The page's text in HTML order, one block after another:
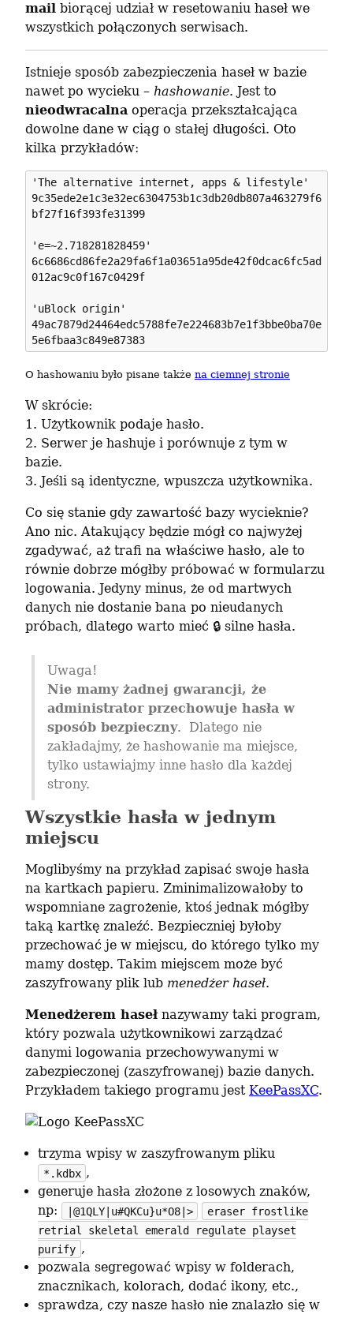
mail biorącej udział w resetowaniu haseł we
wszystkich połączonych serwisach.
Istnieje sposób zabezpieczenia haseł w bazie
nawet po wycieku – hashowanie
nieodwracalna operacja przekształcająca
dowolne dane w ciąg o stałej długości. Oto
kilka przykładów:
'The alternative internet, apps & lifestyle'
9c35ede2e1c3e32ec6304753b1c3db20db807a463279f6
bf27f16f393fe31399
'e=~2.718281828459'
6c6686cd86fe2a29fa6f1a03651a95de42f0dcac6fc5ad
012ac9c0f167c0429f
'uBlock origin'
49ac7879d24464edc5788fe7e224683b7e1f3bbe0ba70e
5e6fbaa3c849e87383
O hashowaniu było pisane także na ciemnej stronie
W skrócie:
1. Użytkownik podaje hasło.
2. Serwer je hashuje i porównuje z tym w
bazie.
3. Jeśli są identyczne, wpuszcza użytkownika.
Co się stanie gdy zawartość bazy wycieknie?
Ano nic. Atakujący będzie mógł co najwyżej
zgadywać, aż trafi na właściwe hasło, ale to
równie dobrze mógłby próbować w formularzu
logowania. Jedyny minus, że od martwych
danych nie dostanie bana po nieudanych
próbach, dlatego warto mieć 🔒 silne hasła.
Nie mamy żadnej gwarancji, że
administrator przechowuje hasła w
sposób bezpieczny.  Dlatego nie
zakładajmy, że hashowanie ma miejsce,
tylko ustawiajmy inne hasło dla każdej
strony.
Wszystkie hasła w jednym
miejscu
Moglibyśmy na przykład zapisać swoje hasła
na kartkach papieru. Zminimalizowałoby to
wspomniane zagrożenie, ktoś jednak mógłby
taką kartkę znaleźć. Bezpieczniej byłoby
przechować je w miejscu, do którego tylko my
mamy dostęp. Takim miejscem może być
zaszyfrowany plik lub menedżer haseł.
Menedżerem haseł nazywamy taki program,
który pozwala użytkownikowi zarządzać
danymi logowania przechowywanymi w
zabezpieczonej (zaszyfrowanej) bazie danych.
Przykładem takiego programu jest KeePassXC.
trzyma wpisy w zaszyfrowanym pliku
*.kdbx ,
generuje hasła złożone z losowych znaków,
np:
|@1QLY|u#QKCu}u*O8|>
eraser frostlike
retrial skeletal emerald regulate playset
purify ,
pozwala segregować wpisy w folderach,
znacznikach, kolorach, dodać ikony, etc.,
sprawdza, czy nasze hasło nie znalazło się w